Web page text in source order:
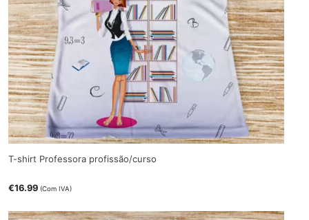
T-shirt Professora profissão/curso
€16.99 (Com IVA)